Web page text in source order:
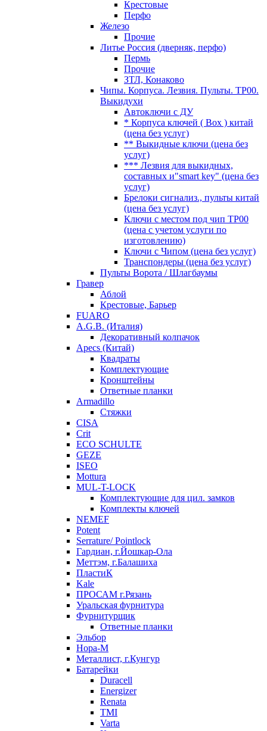
Крестовые
Перфо
Железо
Прочие
Литье Россия (дверняк, перфо)
Пермь
Прочие
ЗТЛ, Конаково
Чипы. Корпуса. Лезвия. Пульты. TP00.
Выкидухи
Автоключи с ДУ
* Корпуса ключей ( Box ) китай
(цена без услуг)
** Выкидные ключи (цена без
услуг)
*** Лезвия для выкидных,
составных и"smart key" (цена без
услуг)
Брелоки сигнализ., пульты китай
(цена без услуг)
Ключи с местом под чип TP00
(цена с учетом услуги по
изготовлению)
Ключи с Чипом (цена без услуг)
Транспондеры (цена без услуг)
Пульты Ворота / Шлагбаумы
Гравер
Аблой
Крестовые, Барьер
FUARO
A.G.B. (Италия)
Декоративный колпачок
Apecs (Китай)
Квадраты
Комплектующие
Кронштейны
Ответные планки
Armadillo
Стяжки
CISA
Crit
ECO SCHULTE
GEZE
ISEO
Mottura
MUL-T-LOCK
Комплектующие для цил. замков
Комплекты ключей
NEMEF
Potent
Serrature/ Pointlock
Гардиан, г.Йошкар-Ола
Меттэм, г.Балашиха
ПластиК
Kale
ПРОСАМ г.Рязань
Уральская фурнитура
Фурнитурщик
Ответные планки
Эльбор
Нора-М
Металлист, г.Кунгур
Батарейки
Duracell
Energizer
Renata
TMI
Varta